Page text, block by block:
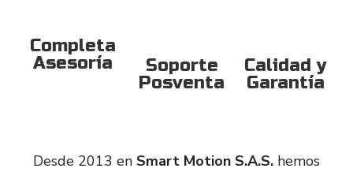
Completa
Asesoría
Soporte
Posventa
Calidad y
Garantía
Desde 2013 en Smart Motion S.A.S. hemos